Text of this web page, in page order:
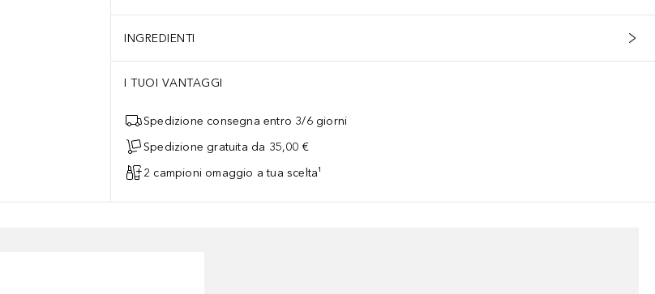
INGREDIENTI
I TUOI VANTAGGI
Spedizione consegna entro 3/6 giorni
Spedizione gratuita da 35,00 €
2 campioni omaggio a tua scelta¹